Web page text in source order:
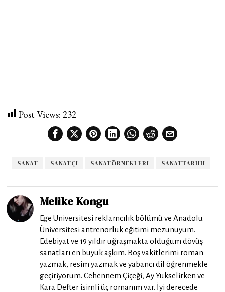
Post Views: 232
SANAT SANATÇI SANATÖRNEKLERI SANATTARIHI
Melike Kongu
Ege Üniversitesi reklamcılık bölümü ve Anadolu
Üniversitesi antrenörlük eğitimi mezunuyum.
Edebiyat ve 19 yıldır uğraşmakta olduğum dövüş
sanatları en büyük aşkım. Boş vakitlerimi roman
yazmak, resim yazmak ve yabancı dil öğrenmekle
geçiriyorum. Cehennem Çiçeği, Ay Yükselirken ve
Kara Defter isimli üç romanım var. İyi derecede